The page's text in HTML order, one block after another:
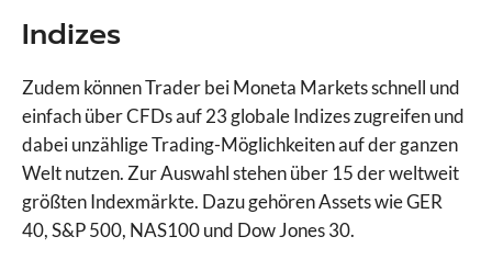
Indizes
Zudem können Trader bei Moneta Markets schnell und
einfach über CFDs auf 23 globale Indizes zugreifen und
dabei unzählige Trading-Möglichkeiten auf der ganzen
Welt nutzen. Zur Auswahl stehen über 15 der weltweit
größten Indexmärkte. Dazu gehören Assets wie GER
40, S&P 500, NAS100 und Dow Jones 30.